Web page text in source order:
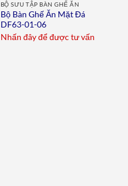
BỘ SƯU TẬP BÀN GHẾ ĂN
Bộ Bàn Ghế Ăn Mặt Đá
DF63-01-06
Nhấn đây để được tư vấn